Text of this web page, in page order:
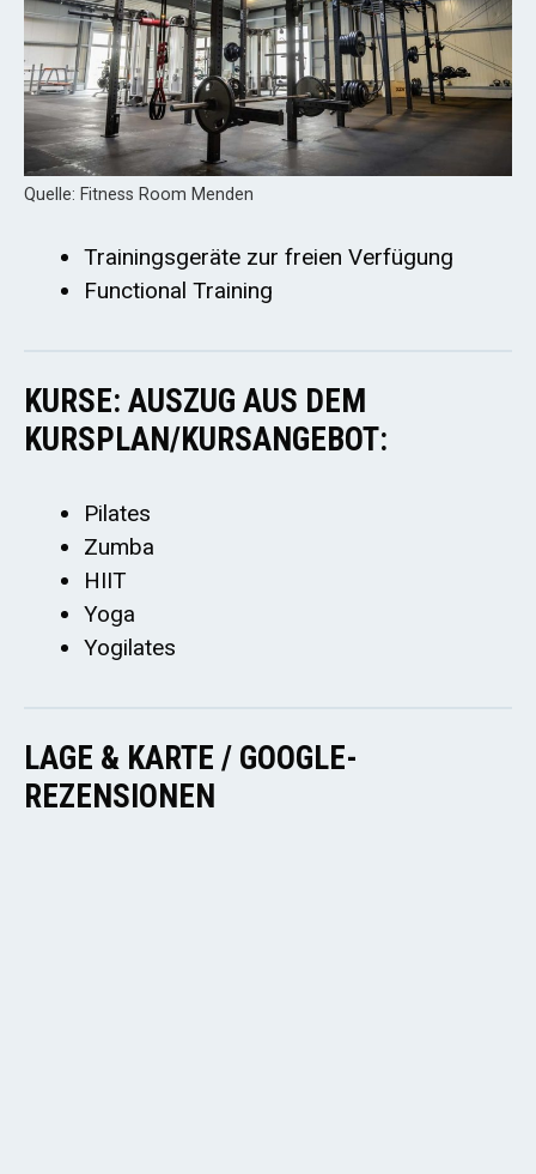
Quelle: Fitness Room Menden
Trainingsgeräte zur freien Verfügung
Functional Training
KURSE: AUSZUG AUS DEM
KURSPLAN/KURSANGEBOT:
Pilates
Zumba
HIIT
Yoga
Yogilates
LAGE & KARTE / GOOGLE-
REZENSIONEN